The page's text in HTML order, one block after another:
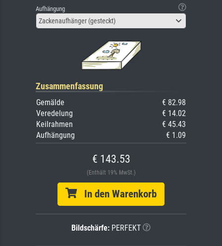
Aufhängung
Zackenaufhänger (gesteckt)
Zusammenfassung
Gemälde
€ 82.98
Veredelung
€ 14.02
Keilrahmen
€ 45.43
Aufhängung
€ 1.09
€ 143.53
(Enthält 19% MwSt.)
In den Warenkorb
Bildschärfe: PERFEKT